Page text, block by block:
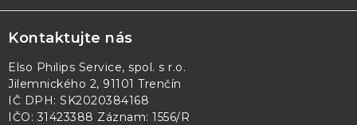
Kontaktujte nás
Elso Philips Service, spol. s r.o.
Jilemnického 2, 91101 Trenčín
IČ DPH: SK2020384168
IČO: 31423388 Záznam: 1556/R